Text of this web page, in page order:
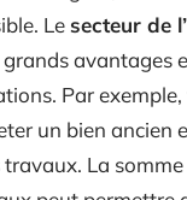
Lesecteur de
avantages
Par
un bien ancien
La